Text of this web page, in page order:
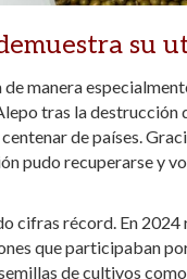
su
manera
tras la destrucción
de países.
pudo recuperarse y
cifras récord. En
que participaban
de cultivos